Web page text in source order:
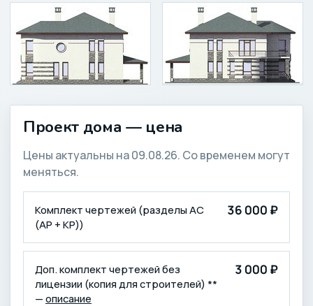
Проект дома — цена
Цены актуальны на 09.08.26. Со временем могут
меняться.
КОМПЛЕКТАЦИЯ
ЦЕНА (₽)
Комплект чертежей (разделы АС
(АР + КР))
36 000 ₽
Доп. комплект чертежей без
лицензии (копия для строителей) **
— описание
3 000 ₽